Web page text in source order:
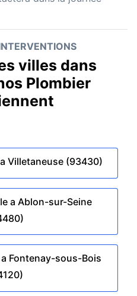
villes dans
Plombier
Villetaneuse (93430)
a Ablon-sur-Seine
Fontenay-sous-Bois